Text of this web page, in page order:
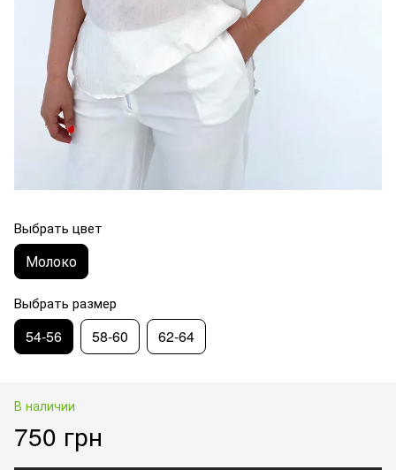
Выбрать цвет
Молоко
Выбрать размер
54-56 58-60 62-64
В наличии
750 грн